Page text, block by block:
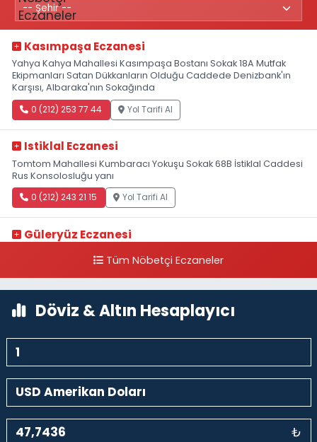
Kasımpaşa Eczanesi
Yahya Kahya Mahallesi Kasımpaşa Bostanı Sokak 18A Mutfak
Ekipmanları Satan Dükkanların Olduğu Caddede Denizbank'ın
Karşısı, Albaraka'nın Sokağında
0 (212) 253 77 44 Yol Tarifi Al
Istiklal Eczanesi
Tomtom Mahallesi Kumbaracı Yokuşu Sokak 68B İstiklal Caddesi
Rus Konsolosluğu yanı
0 (212) 243 21 15 Yol Tarifi Al
Güleryüz Eczanesi
kalaycıbahçe Meydana DoğruTüm Nöbetçi Eczaneler
Döviz & Altın Hesaplayıcı
₺